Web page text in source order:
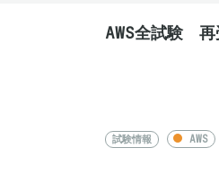
AWS全試験 再
試験情報 AWS